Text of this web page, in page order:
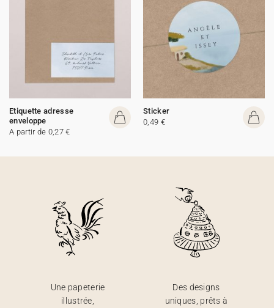
Etiquette adresse
enveloppe
A partir de 0,27 €
Sticker
0,49 €
Une papeterie
illustrée,
Des designs
uniques, prêts à